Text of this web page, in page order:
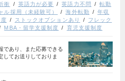
衝 英語力が必要 英語力不問
転勤
ル採用（未経験可） 海外転勤
年収
ストックオプションあり
フレック
MBA・留学支援制度 育児支援制度
であり、また応募できる
してお送りしておりま